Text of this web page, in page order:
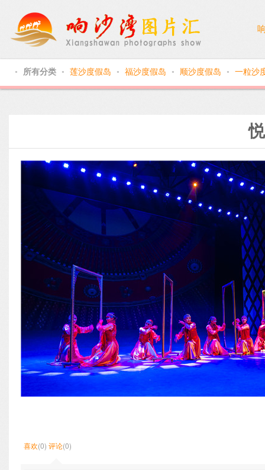
● 所有分类 ● 莲沙度假岛 ● 福沙度假岛 ● 顺沙度假岛 ● 一粒沙
喜欢(0) 评论(0)